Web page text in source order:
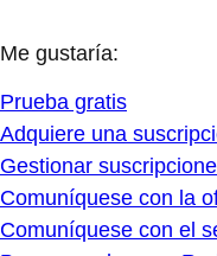
Me gustaría:
Prueba gratis
Adquiere una
Gestionar
Comuníquese con la
Comuníquese con el